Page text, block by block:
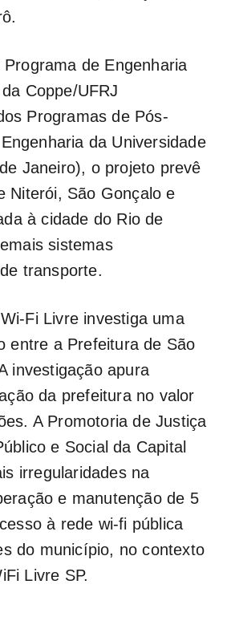
de Engenharia
Coppe/UFRJ
Programas de Pós-
da Universidade
Janeiro), o projeto prevê
Niterói, São Gonçalo e
à cidade do Rio de
sistemas
transporte.
Fi Livre investiga uma
entre a Prefeitura de São
investigação apura
da prefeitura no valor
A Promotoria de Justiça
e Social da Capital
irregularidades na
e manutenção de 5
à rede wi-fi pública
do município, no contexto
Livre SP.